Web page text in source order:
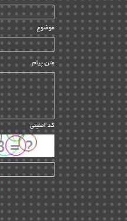
سازندگان و تامین کنندگان
تامین مالی و سرمایه گذاری
ماشین آلات
مدیریت پروژه
مدیریت دانش
مدیریت سازمانی و عمومی | ۲
تأمین کالا | ۱۳
EPC | ۲۰
پیمانکاران بین المللی | ۸
اطلاعات انرژی کشورها | ۱۴
پروژه های خارجی | ۱۵
نقشه های نفت و گاز خارجی
شرکت های نفتی | ۱۴
موضوع
متن پیام
کد امنیتی